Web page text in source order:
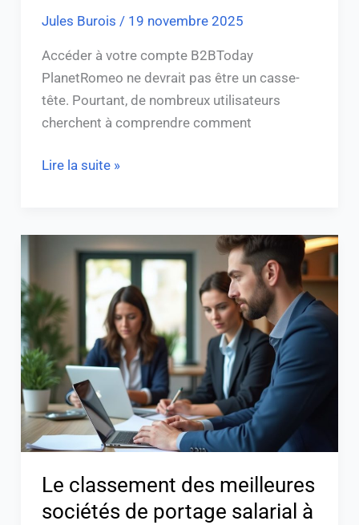
Jules Burois / 19 novembre 2025
Accéder à votre compte B2BToday
PlanetRomeo ne devrait pas être un casse-
tête. Pourtant, de nombreux utilisateurs
cherchent à comprendre comment
Lire la suite »
Le classement des meilleures
sociétés de portage salarial à
classement
des
meilleures
sociétés
de
portage
salarial
à
Toulouse